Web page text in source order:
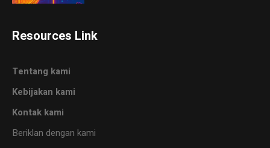
Resources Link
Tentang kami
Kebijakan kami
Kontak kami
Beriklan dengan kami